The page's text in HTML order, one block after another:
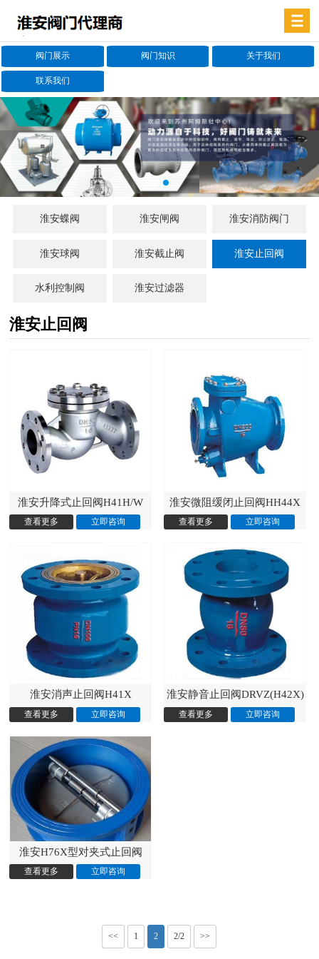
阀门展示 阀门知识 关于我们
联系我们
淮安蝶阀 淮安闸阀 淮安消防阀门
淮安球阀 淮安截止阀 淮安止回阀
水利控制阀 淮安过滤器
淮安止回阀
淮安升降式止回阀H41H/W 淮安微阻缓闭止回阀HH44X
淮安消声止回阀H41X 淮安静音止回阀DRVZ(H42X)
淮安H76X型对夹式止回阀
<< 1 2 2/2 >>